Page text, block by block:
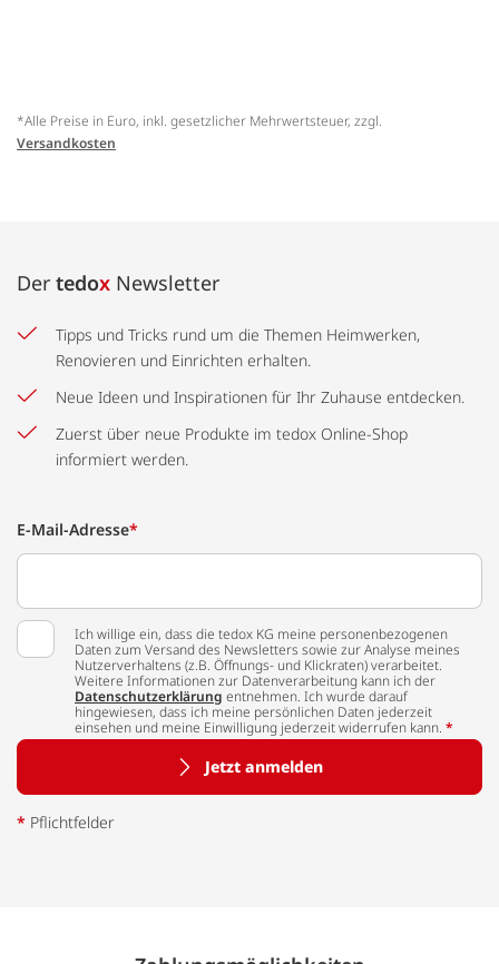
*Alle Preise in Euro, inkl. gesetzlicher Mehrwertsteuer, zzgl.
Versandkosten
Der tedox Newsletter
Tipps und Tricks rund um die Themen Heimwerken,
Renovieren und Einrichten erhalten.
Neue Ideen und Inspirationen für Ihr Zuhause entdecken.
Zuerst über neue Produkte im tedox Online-Shop
informiert werden.
E-Mail-Adresse*
Ich willige ein, dass die tedox KG meine personenbezogenen
Daten zum Versand des Newsletters sowie zur Analyse meines
Nutzerverhaltens (z.B. Öffnungs- und Klickraten) verarbeitet.
Weitere Informationen zur Datenverarbeitung kann ich der
Datenschutzerklärung entnehmen. Ich wurde darauf
hingewiesen, dass ich meine persönlichen Daten jederzeit
einsehen und meine Einwilligung jederzeit widerrufen kann. *
Jetzt anmelden
* Pflichtfelder